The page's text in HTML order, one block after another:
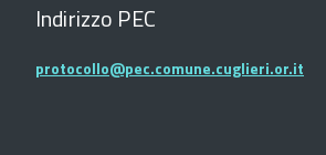
Indirizzo PEC
protocollo@pec.comune.cuglieri.or.it